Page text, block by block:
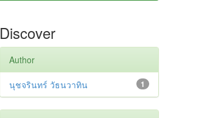
Discover
Author
1
นุชจรินทร์ วัธนวาทิน